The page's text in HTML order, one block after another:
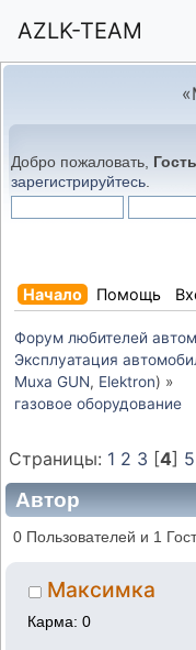
AZLK-TEAM
Добро пожаловать, Гость
зарегистрируйтесь
Начало Помощь
Форум любителей
Эксплуатация
Muxa GUN, Elektron) »
газовое оборудование
Страницы: 1 2 3 [4] 5
Автор
оборудование
0 Пользователей и 1
Максимка
Карма: 0